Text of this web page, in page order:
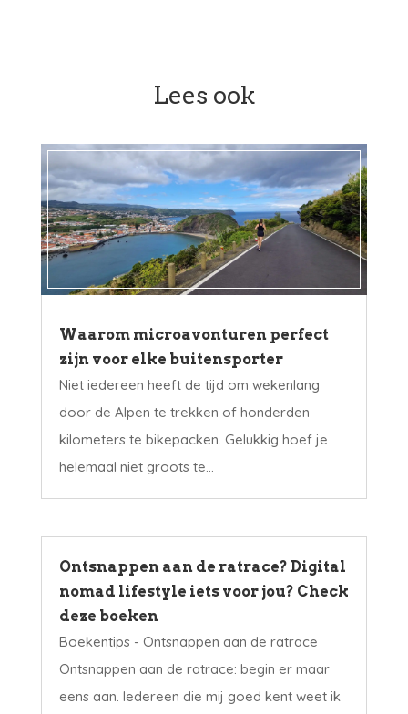
Lees ook
Waarom microavonturen perfect
zijn voor elke buitensporter
Niet iedereen heeft de tijd om wekenlang
door de Alpen te trekken of honderden
kilometers te bikepacken. Gelukkig hoef je
helemaal niet groots te...
Ontsnappen aan de ratrace? Digital
nomad lifestyle iets voor jou? Check
deze boeken
Boekentips - Ontsnappen aan de ratrace
Ontsnappen aan de ratrace: begin er maar
eens aan. Iedereen die mij goed kent weet ik